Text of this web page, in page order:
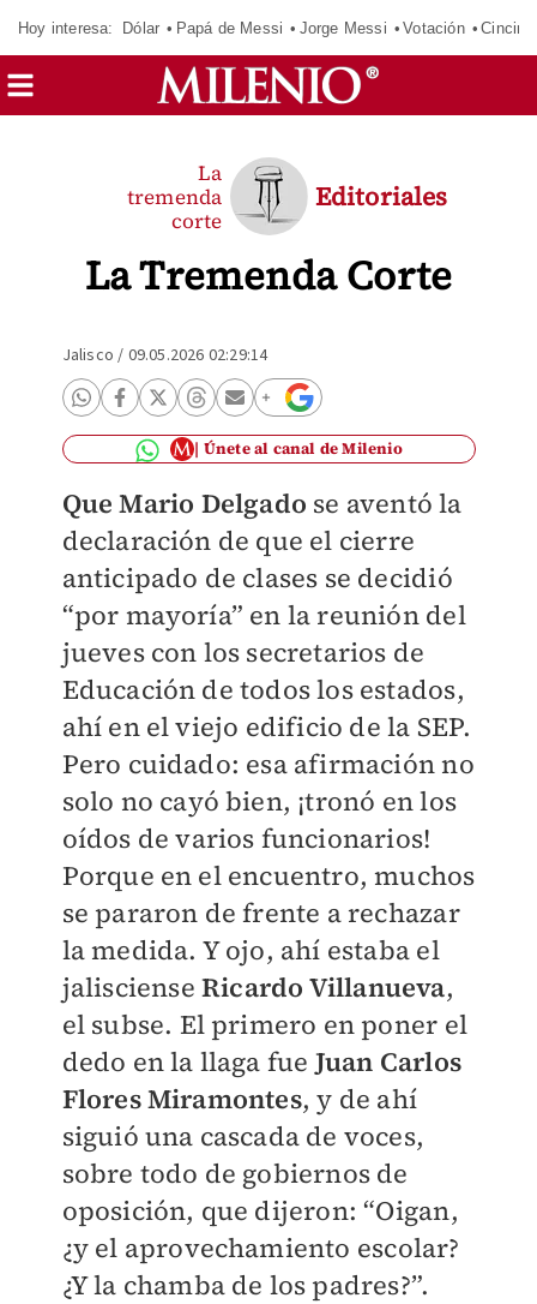
Hoy interesa: Dólar Papá de Messi Jorge Messi Votación
La Tremenda Corte
La
tremenda
corte
Editoriales
Jalisco / 09.05.2026 02:29:14
Únete al canal de Milenio
QueMario Delgado se aventó la
declaración de que el cierre
anticipado de clases se decidió
“por mayoría” en la reunión del
jueves con los secretarios de
Educación de todos los estados,
ahí en el viejo edificio de la SEP.
Pero cuidado: esa afirmación no
solo no cayó bien, ¡tronó en los
oídos de varios funcionarios!
Porque en el encuentro, muchos
se pararon de frente a rechazar
la medida. Y ojo, ahí estaba el
jalisciense Ricardo Villanueva,
el subse. El primero en poner el
dedo en la llaga fue Juan Carlos
Flores Miramontes, y de ahí
siguió una cascada de voces,
sobre todo de gobiernos de
oposición, que dijeron: “Oigan,
¿y el aprovechamiento escolar?
¿Y la chamba de los padres?”.